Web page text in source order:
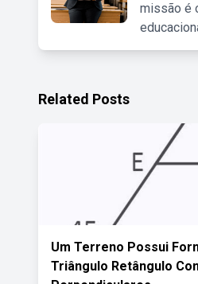
missão é
Related Posts
Um Terreno Possui
Triângulo Retângulo